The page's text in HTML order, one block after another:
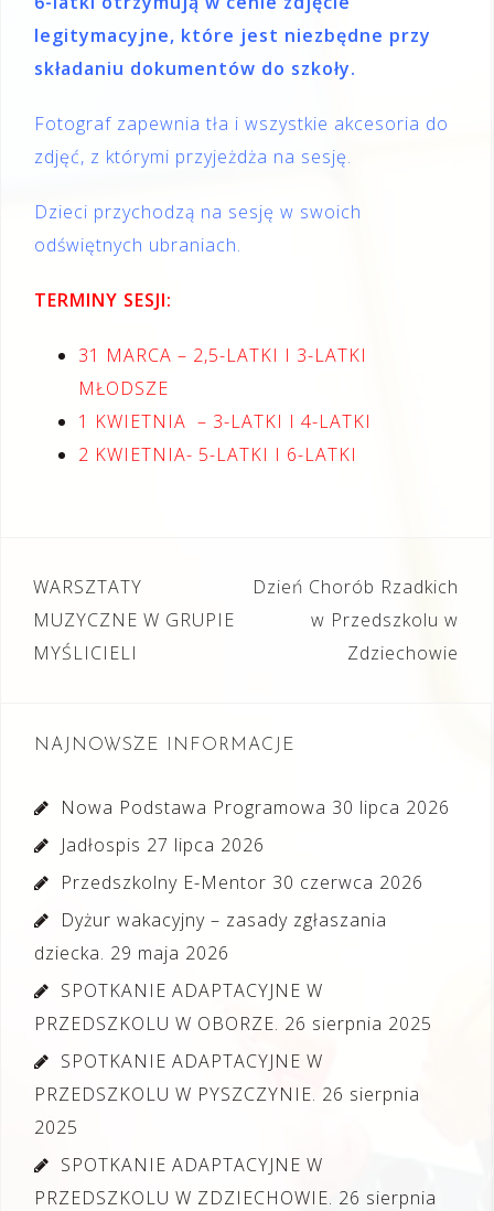
legitymacyjne, które jest niezbędne przy
składaniu dokumentów do szkoły.
Fotograf zapewnia tła i wszystkie akcesoria do
zdjęć, z którymi przyjeżdża na sesję.
Dzieci przychodzą na sesję w swoich
odświętnych ubraniach.
TERMINY SESJI:
31 MARCA – 2,5-LATKI I 3-LATKI
MŁODSZE
1 KWIETNIA – 3-LATKI I 4-LATKI
2 KWIETNIA- 5-LATKI I 6-LATKI
Nawigacja
wpisu
WARSZTATY
MUZYCZNE W GRUPIE
MYŚLICIELI
Dzień Chorób Rzadkich
w Przedszkolu w
Zdziechowie
NAJNOWSZE INFORMACJE
Nowa Podstawa Programowa 30 lipca 2026
Jadłospis 27 lipca 2026
Przedszkolny E-Mentor 30 czerwca 2026
Dyżur wakacyjny – zasady zgłaszania
dziecka. 29 maja 2026
SPOTKANIE ADAPTACYJNE W
PRZEDSZKOLU W OBORZE. 26 sierpnia 2025
SPOTKANIE ADAPTACYJNE W
PRZEDSZKOLU W PYSZCZYNIE. 26 sierpnia
2025
SPOTKANIE ADAPTACYJNE W
PRZEDSZKOLU W ZDZIECHOWIE. 26 sierpnia